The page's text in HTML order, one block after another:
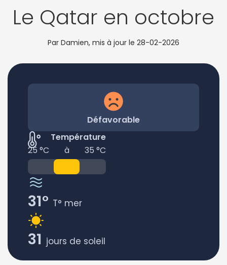
Le Qatar en octobre
Par Damien, mis à jour le 28-02-2026
Défavorable
Température
25 °C
à 35 °C
31° T° mer
31 jours de soleil